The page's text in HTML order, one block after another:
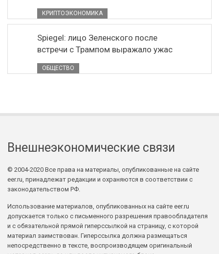
КРИПТОЭКОНОМИКА
Spiegel: лицо Зеленского после
встречи с Трампом выражало ужас
ОБЩЕСТВО
Внешнеэкономические связи
© 2004-2020 Все права на материалы, опубликованные на сайте
eer.ru, принадлежат редакции и охраняются в соответствии с
законодательством РФ.
Использование материалов, опубликованных на сайте eer.ru
допускается только с письменного разрешения правообладателя
и с обязательной прямой гиперссылкой на страницу, с которой
материал заимствован. Гиперссылка должна размещаться
непосредственно в тексте, воспроизводящем оригинальный